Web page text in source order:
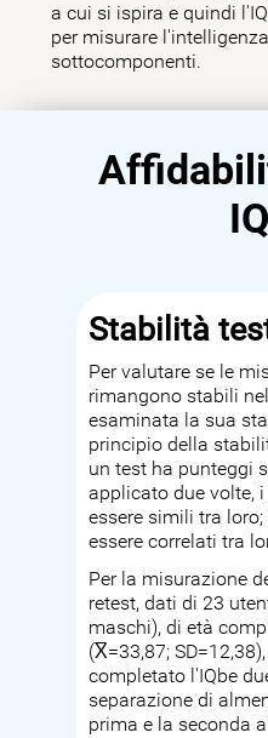
a cui si ispira e quindi
per misurare
sottocomponenti.
Stabilità
Per valutare se le
rimangono stabili
esaminata la sua
principio della
un test ha punteggi
applicato due volte,
essere simili tra
essere correlati tra
Per la misurazione
retest, dati di 23
maschi), di età
(X̅=33,87;
completato l'IQbe
separazione di
prima e la seconda